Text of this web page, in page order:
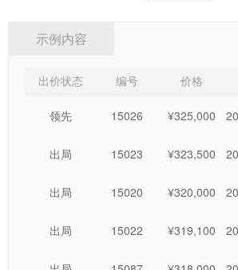
的竞价场所和竞价工具。
三、参加竞买人员凭有效证照办理竞
依法追究全部法律责任。
竞买人 确认：
示例内容
出价状态 编号 价格
领先 15026 ¥325,000
出局 15023 ¥323,500
出局 15020 ¥320,000
出局 15022 ¥319,100